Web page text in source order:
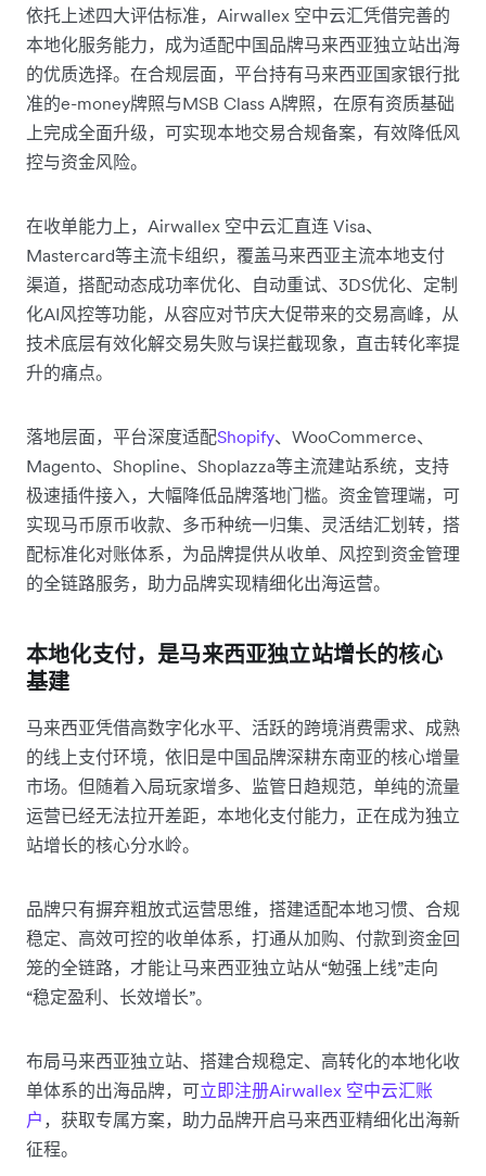
依托上述四大评估标准，Airwallex 空中云汇凭借完善的
本地化服务能力，成为适配中国品牌马来西亚独立站出海
的优质选择。在合规层面，平台持有马来西亚国家银行批
准的e-money牌照与MSB Class A牌照，在原有资质基础
上完成全面升级，可实现本地交易合规备案，有效降低风
控与资金风险。
在收单能力上，Airwallex 空中云汇直连 Visa、
Mastercard等主流卡组织，覆盖马来西亚主流本地支付
渠道，搭配动态成功率优化、自动重试、3DS优化、定制
化AI风控等功能，从容应对节庆大促带来的交易高峰，从
技术底层有效化解交易失败与误拦截现象，直击转化率提
升的痛点。
落地层面，平台深度适配Shopify、WooCommerce、
Magento、Shopline、Shoplazza等主流建站系统，支持
极速插件接入，大幅降低品牌落地门槛。资金管理端，可
实现马币原币收款、多币种统一归集、灵活结汇划转，搭
配标准化对账体系，为品牌提供从收单、风控到资金管理
的全链路服务，助力品牌实现精细化出海运营。
本地化支付，是马来西亚独立站增长的核心
基建
马来西亚凭借高数字化水平、活跃的跨境消费需求、成熟
的线上支付环境，依旧是中国品牌深耕东南亚的核心增量
市场。但随着入局玩家增多、监管日趋规范，单纯的流量
运营已经无法拉开差距，本地化支付能力，正在成为独立
站增长的核心分水岭。
品牌只有摒弃粗放式运营思维，搭建适配本地习惯、合规
稳定、高效可控的收单体系，打通从加购、付款到资金回
笼的全链路，才能让马来西亚独立站从“勉强上线”走向
“稳定盈利、长效增长”。
布局马来西亚独立站、搭建合规稳定、高转化的本地化收
单体系的出海品牌，可立即注册Airwallex 空中云汇账
户 ，获取专属方案，助力品牌开启马来西亚精细化出海新
征程。